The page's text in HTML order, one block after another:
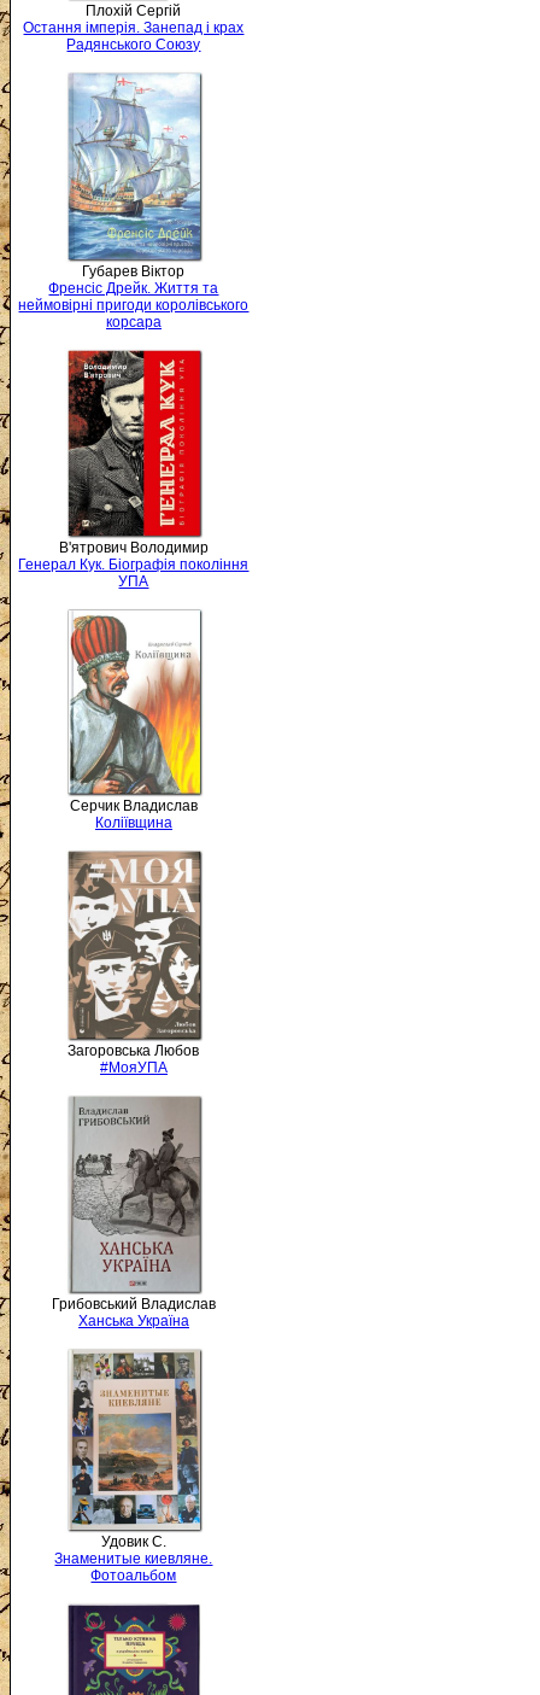
Плохій Сергій
Остання імперія. Занепад і крах
Радянського Союзу
Губарев Віктор
Френсіс Дрейк. Життя та
неймовірні пригоди королівського
корсара
В'ятрович Володимир
Генерал Кук. Біографія покоління
УПА
Серчик Владислав
Коліївщина
Загоровська Любов
#МояУПА
Грибовський Владислав
Ханська Україна
Удовик С.
Знаменитые киевляне.
Фотоальбом